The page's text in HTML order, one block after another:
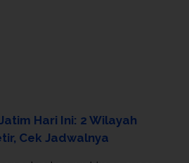
Hari Ini: 2 Wilayah
Cek Jadwalnya